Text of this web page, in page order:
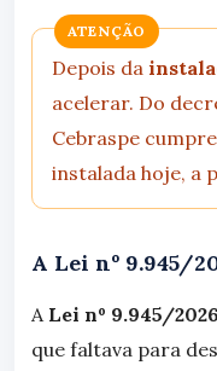
ATENÇÃO
Depois da
acelerar. Do
Cebraspe
instalada hoje, a
A Lei nº 9.945/
A Lei nº 9.945/2026
que faltava para